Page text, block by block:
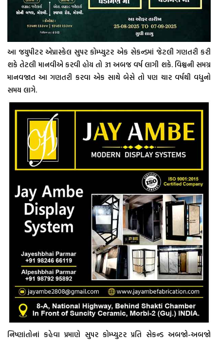
આ જયુપીટર એપ્રાસ્કેલ સુપર કોમ્પ્યુટર એક સેકન્ડમાં જેટલી ગણતરી કરી
શકે તેટલી માનવીએ કરવી હોય તો 31 અબજ વર્ષ લાગી શકે. વિશ્વની સમગ્ર
માનવજાત આ ગણતરી કરવા એક સાથે બેસે તો પણ ચાર વર્ષથી વધુનો
સમય લાગે.
નિષ્ણાંતોનાં કહેવા પ્રમાણે સુપર કોમ્પ્યુટર પ્રતિ સેકન્ડ અબજો-અબજો